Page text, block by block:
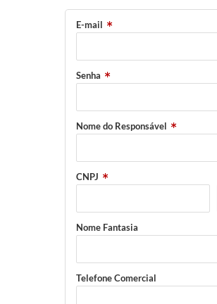
E-mail
Senha
Nome do Responsável
CNPJ
Nome Fantasia
Telefone Comercial